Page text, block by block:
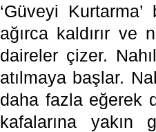
‘Güveyi Kurtarma’
ağırca kaldırır
daireler çizer.
atılmaya başlar.
daha fazla eğerek
kafalarına yakın